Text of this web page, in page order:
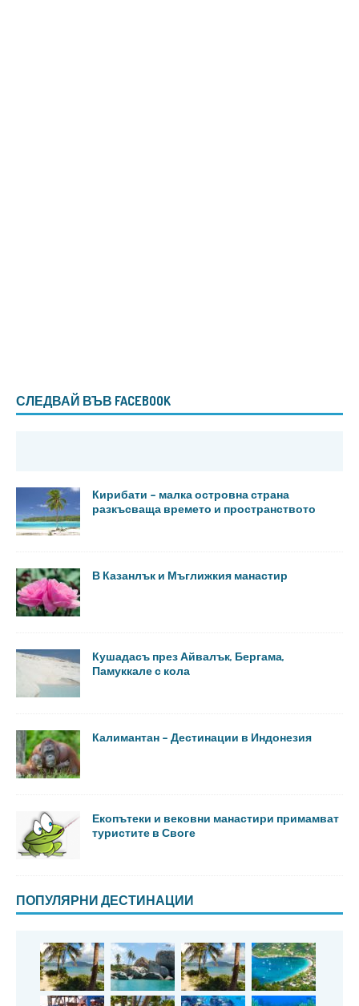
СЛЕДВАЙ ВЪВ FACEBOOK
Кирибати – малка островна страна
разкъсваща времето и пространството
В Казанлък и Мъглижкия манастир
Кушадасъ през Айвалък, Бергама,
Памуккале с кола
Калимантан – Дестинации в Индонезия
Екопътеки и вековни манастири примамват
туристите в Своге
ПОПУЛЯРНИ ДЕСТИНАЦИИ